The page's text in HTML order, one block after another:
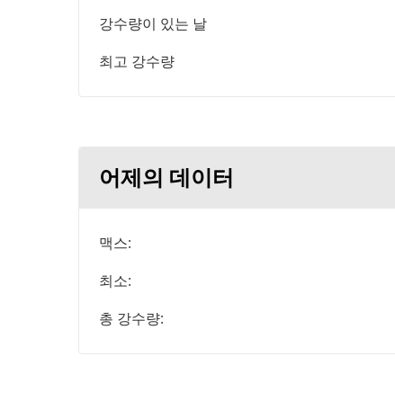
강수량이 있는 날
최고 강수량
어제의 데이터
맥스:
최소:
총 강수량: